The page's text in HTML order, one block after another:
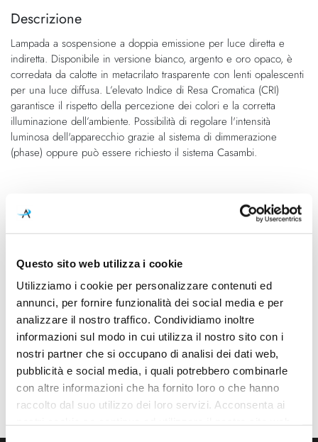
Questo sito web utilizza i cookie
Utilizziamo i cookie per personalizzare contenuti ed
annunci, per fornire funzionalità dei social media e per
analizzare il nostro traffico. Condividiamo inoltre
informazioni sul modo in cui utilizza il nostro sito con i
nostri partner che si occupano di analisi dei dati web,
pubblicità e social media, i quali potrebbero combinarle
con altre informazioni che ha fornito loro o che hanno
raccolto dal suo utilizzo dei loro servizi. Acconsenta ai
fine
galleria
di
immagini
della
di
immagini
Descrizione
Lampada a sospensione a doppia emissione per luce diretta e
indiretta. Disponibile in versione bianco, argento e oro opaco, è
corredata da calotte in metacrilato trasparente con lenti opalescenti
per una luce diffusa. L’elevato Indice di Resa Cromatica (CRI)
garantisce il rispetto della percezione dei colori e la corretta
illuminazione dell’ambiente. Possibilità di regolare l'intensità
luminosa dell'apparecchio grazie al sistema di dimmerazione
(phase) oppure può essere richiesto il sistema Casambi.
Dimensioni
Ø 140mm - H Max 2500mm
Sorgente luminosa
Led integrato
Potenza e attacco
2x 9W - 2800K - 2x 1100Lm -
CRI92
Dimmerazione
Dimmerabile
Classe energetica
A++, A+, A